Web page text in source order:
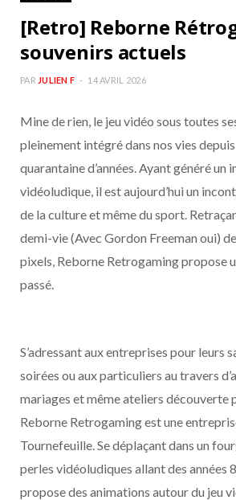
[Retro] Reborne
souvenirs actuels
PAR JULIEN F 14 AVRIL 2026
Mine de rien, le jeu vidéo sous toutes
pleinement intégré dans nos vies
quarantaine d’années. Ayant généré un
vidéoludique, il est aujourd’hui un
de la culture et même du sport.
demi-vie (Avec Gordon Freeman oui)
pixels, Reborne Retrogaming propose
passé.
S’adressant aux entreprises pour leurs
soirées ou aux particuliers au travers
mariages et même ateliers découverte
Reborne Retrogaming est une
Tournefeuille. Se déplaçant dans un
perles vidéoludiques allant des années
propose des animations autour du jeu